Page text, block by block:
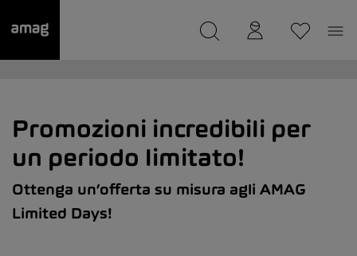
Il suo garage è stato salvato
Promozioni incredibili per
un periodo limitato!
Ottenga un’offerta su misura agli AMAG
Limited Days!